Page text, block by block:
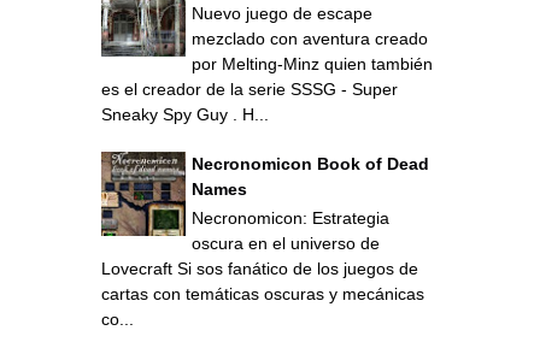
Nuevo juego de escape
mezclado con aventura creado
por Melting-Minz quien también
es el creador de la serie SSSG - Super
Sneaky Spy Guy . H...
Necronomicon Book of Dead
Names
Necronomicon: Estrategia
oscura en el universo de
Lovecraft Si sos fanático de los juegos de
cartas con temáticas oscuras y mecánicas
co...